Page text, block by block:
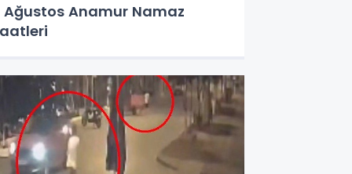
Ağustos Anamur Namaz